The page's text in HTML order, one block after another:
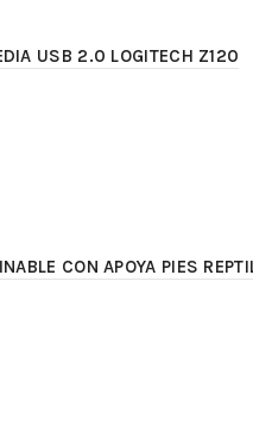
USB 2.0 LOGITECH Z120
CON APOYA PIES